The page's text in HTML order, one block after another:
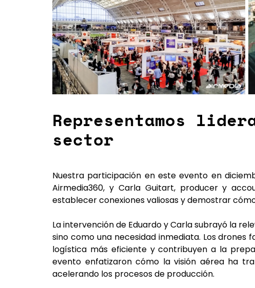
Representamos
sector
Nuestra participación en este evento en
Airmedia360, y Carla Guitart, producer y
establecer conexiones valiosas y demostrar
La intervención de Eduardo y Carla subrayó la
sino como una necesidad inmediata. Los
logística más eficiente y contribuyen a la
evento enfatizaron cómo la visión aérea ha
acelerando los procesos de producción.